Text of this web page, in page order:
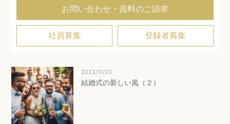
お問い合わせ・資料のご請求
社員募集 登録者募集
2023/11/20
結婚式の新しい風（２）